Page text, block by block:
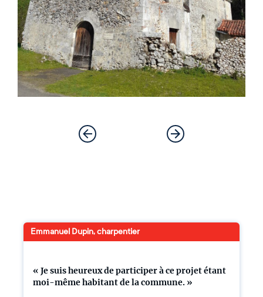
« Je suis heureux de participer à ce projet étant
moi-même habitant de la commune. »
Emmanuel Dupin, charpentier